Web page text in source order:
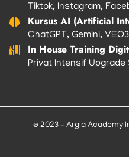
Tiktok, Instagram,
Kursus AI (Artificial
ChatGPT, Gemini,
In House Training
Privat Intensif Upgrade
© 2023 – Argia Academy